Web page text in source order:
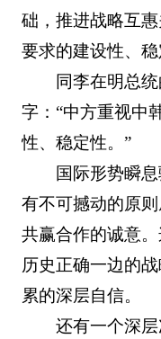
础，推进战略互
要求的建设性、稳
同李在明总
字：“中方重视中
性、稳定性。”
国际形势瞬
有不可撼动的原则
共赢合作的诚意
历史正确一边的
累的深层自信。
还有一个深